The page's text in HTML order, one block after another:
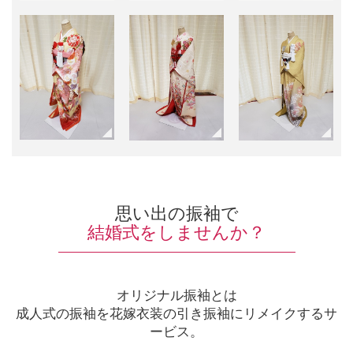
思い出の振袖で
結婚式をしませんか？
オリジナル振袖とは
成人式の振袖を花嫁衣装の引き振袖にリメイクするサ
ービス。